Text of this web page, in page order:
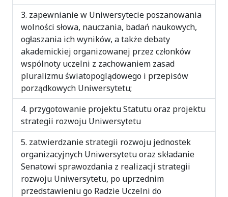
zapewnianie w Uniwersytecie poszanowania
wolności słowa, nauczania, badań naukowych,
ogłaszania ich wyników, a także debaty
akademickiej organizowanej przez członków
wspólnoty uczelni z zachowaniem zasad
pluralizmu światopoglądowego i przepisów
porządkowych Uniwersytetu;
przygotowanie projektu Statutu oraz projektu
strategii rozwoju Uniwersytetu
zatwierdzanie strategii rozwoju jednostek
organizacyjnych Uniwersytetu oraz składanie
Senatowi sprawozdania z realizacji strategii
rozwoju Uniwersytetu, po uprzednim
przedstawieniu go Radzie Uczelni do